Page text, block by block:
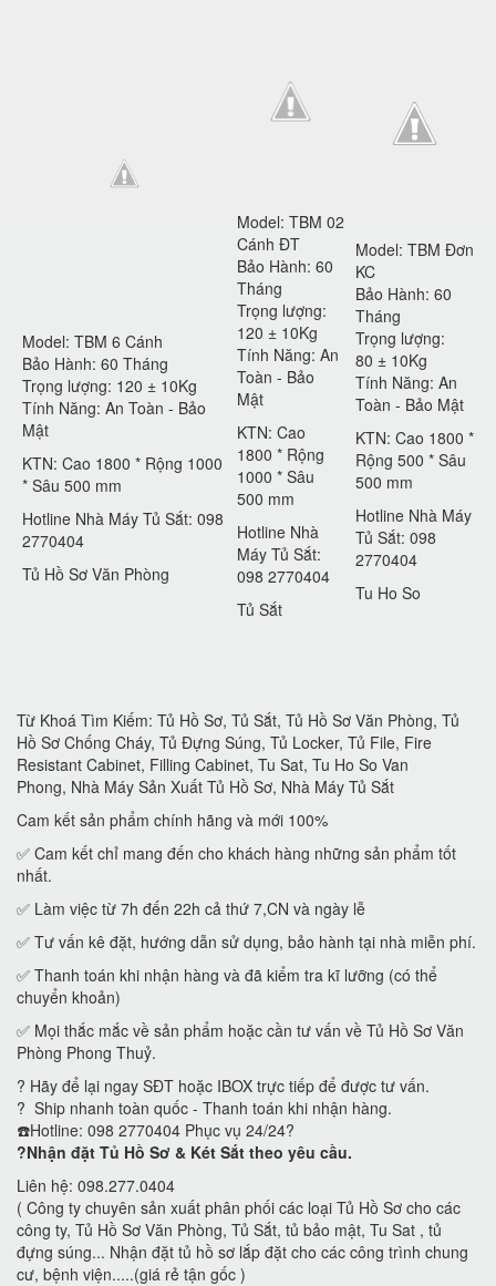
Model: TBM 6 Cánh
Bảo Hành: 60 Tháng
Trọng lượng: 120 ± 10Kg
Tính Năng: An Toàn - Bảo
Mật
KTN: Cao 1800 * Rộng 1000
* Sâu 500 mm
Hotline Nhà Máy Tủ Sắt: 098
2770404
Tủ Hồ Sơ Văn Phòng
Model: TBM 02
Cánh ĐT
Bảo Hành: 60
Tháng
Trọng lượng:
120 ± 10Kg
Tính Năng: An
Toàn - Bảo
Mật
KTN: Cao
1800 * Rộng
1000 * Sâu
500 mm
Hotline Nhà
Máy Tủ Sắt:
098 2770404
Tủ Sắt
Model: TBM Đơn
KC
Bảo Hành: 60
Tháng
Trọng lượng:
80 ± 10Kg
Tính Năng: An
Toàn - Bảo Mật
KTN: Cao 1800 *
Rộng 500 * Sâu
500 mm
Hotline Nhà Máy
Tủ Sắt: 098
2770404
Tu Ho So
Từ Khoá Tìm Kiếm: Tủ Hồ Sơ, Tủ Sắt, Tủ Hồ Sơ Văn Phòng, Tủ
Hồ Sơ Chống Cháy, Tủ Đựng Súng, Tủ Locker, Tủ File, Fire
Resistant Cabinet, Filling Cabinet, Tu Sat, Tu Ho So Van
Phong, Nhà Máy Sản Xuất Tủ Hồ Sơ, Nhà Máy Tủ Sắt
Cam kết sản phẩm chính hãng và mới 100%
✅ Cam kết chỉ mang đến cho khách hàng những sản phẩm tốt
nhất.
✅ Làm việc từ 7h đến 22h cả thứ 7,CN và ngày lễ
✅ Tư vấn kê đặt, hướng dẫn sử dụng, bảo hành tại nhà miễn phí.
✅ Thanh toán khi nhận hàng và đã kiểm tra kĩ lưỡng (có thể
chuyển khoản)
✅ Mọi thắc mắc về sản phẩm hoặc cần tư vấn về Tủ Hồ Sơ Văn
Phòng Phong Thuỷ.
? Hãy để lại ngay SĐT hoặc IBOX trực tiếp để được tư vấn.
? Ship nhanh toàn quốc - Thanh toán khi nhận hàng.
☎️Hotline: 098 2770404 Phục vụ 24/24?
?Nhận đặt Tủ Hồ Sơ & Két Sắt theo yêu cầu.
Liên hệ: 098.277.0404
( Công ty chuyên sản xuất phân phối các loại Tủ Hồ Sơ cho các
công ty, Tủ Hồ Sơ Văn Phòng, Tủ Sắt, tủ bảo mật, Tu Sat , tủ
đựng súng... Nhận đặt tủ hồ sơ lắp đặt cho các công trình chung
cư, bệnh viện.....(giá rẻ tận gốc )